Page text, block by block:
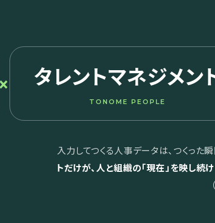
× タレントマネジメン
TONOME PEOPLE
入力してつくる人事データは、つくった
トだけが、人と組織の「現在」を映し続け